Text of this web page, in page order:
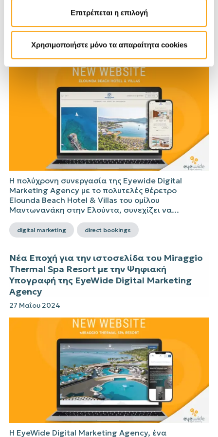
Επιτρέπεται η επιλογή
Χρησιμοποιήστε μόνο τα απαραίτητα cookies
Νέο website για το Elounda Beach Hotel &
Villas από την Eyewide Digital Marketing
Agency
Η πολύχρονη συνεργασία της Eyewide Digital
Marketing Agency με το πολυτελές θέρετρο
Elounda Beach Hotel & Villas του ομίλου
Μαντωνανάκη στην Ελούντα, συνεχίζει να...
digital marketing direct bookings
Νέα Εποχή για την ιστοσελίδα του Miraggio
Thermal Spa Resort με την Ψηφιακή
Υπογραφή της EyeWide Digital Marketing
Agency
27 Μαΐου 2024
Η EyeWide Digital Marketing Agency, ένα